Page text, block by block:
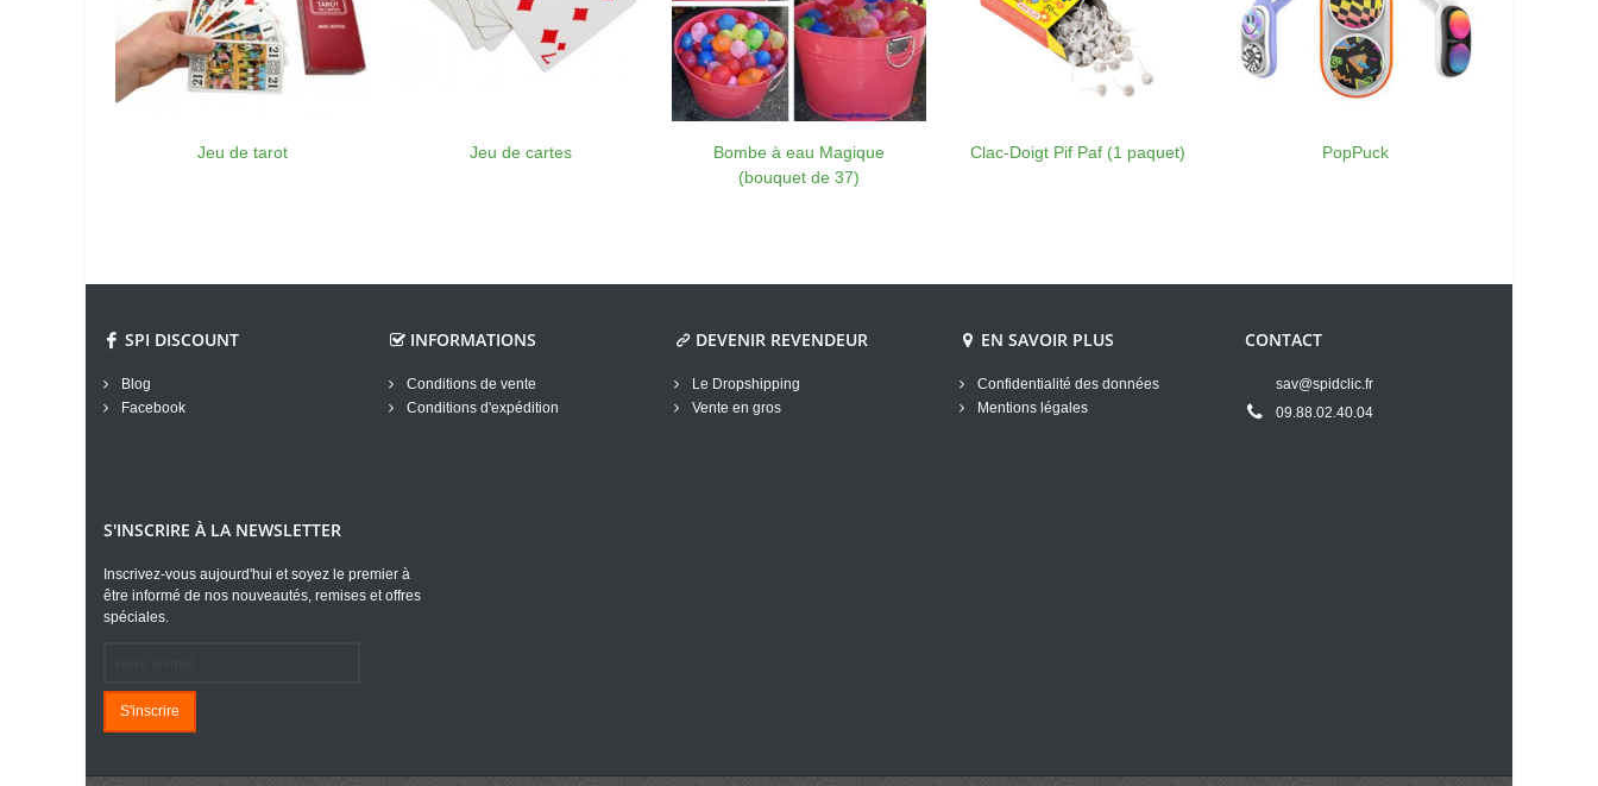
Jeu de tarot Jeu de cartes
Bombe à eau Magique
(bouquet de 37)
Clac-Doigt Pif Paf (1 paquet) PopPuck
SPI DISCOUNT
Blog
Facebook
INFORMATIONS
Conditions de vente
Conditions d'expédition
DEVENIR REVENDEUR
Le Dropshipping
Vente en gros
EN SAVOIR PLUS
Confidentialité des données
Mentions légales
CONTACT
sav@spidclic.fr
09.88.02.40.04
S'INSCRIRE À LA NEWSLETTER
Inscrivez-vous aujourd'hui et soyez le premier à
être informé de nos nouveautés, remises et offres
spéciales.
S'inscrire